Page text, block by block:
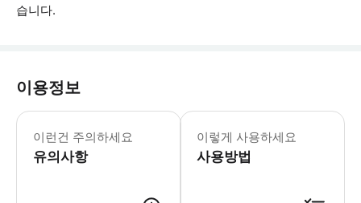
습니다.
이용정보
이런건 주의하세요
유의사항
운전기사/에스코트는 면허증이 있는
이렇게 사용하세요
사용방법